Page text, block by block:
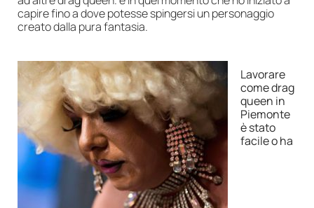
capire fino a dove potesse spingersi un personaggio
creato dalla pura fantasia.
Lavorare
come drag
queen in
Piemonte
è stato
facile o ha